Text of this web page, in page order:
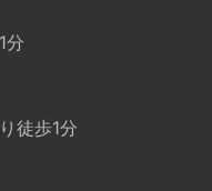
分
徒歩1分